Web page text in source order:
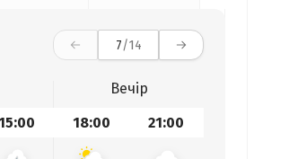
7/14
Вечір
18:00 21:00